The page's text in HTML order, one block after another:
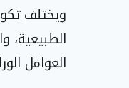
ويختلف
الطبيعية،
العوامل